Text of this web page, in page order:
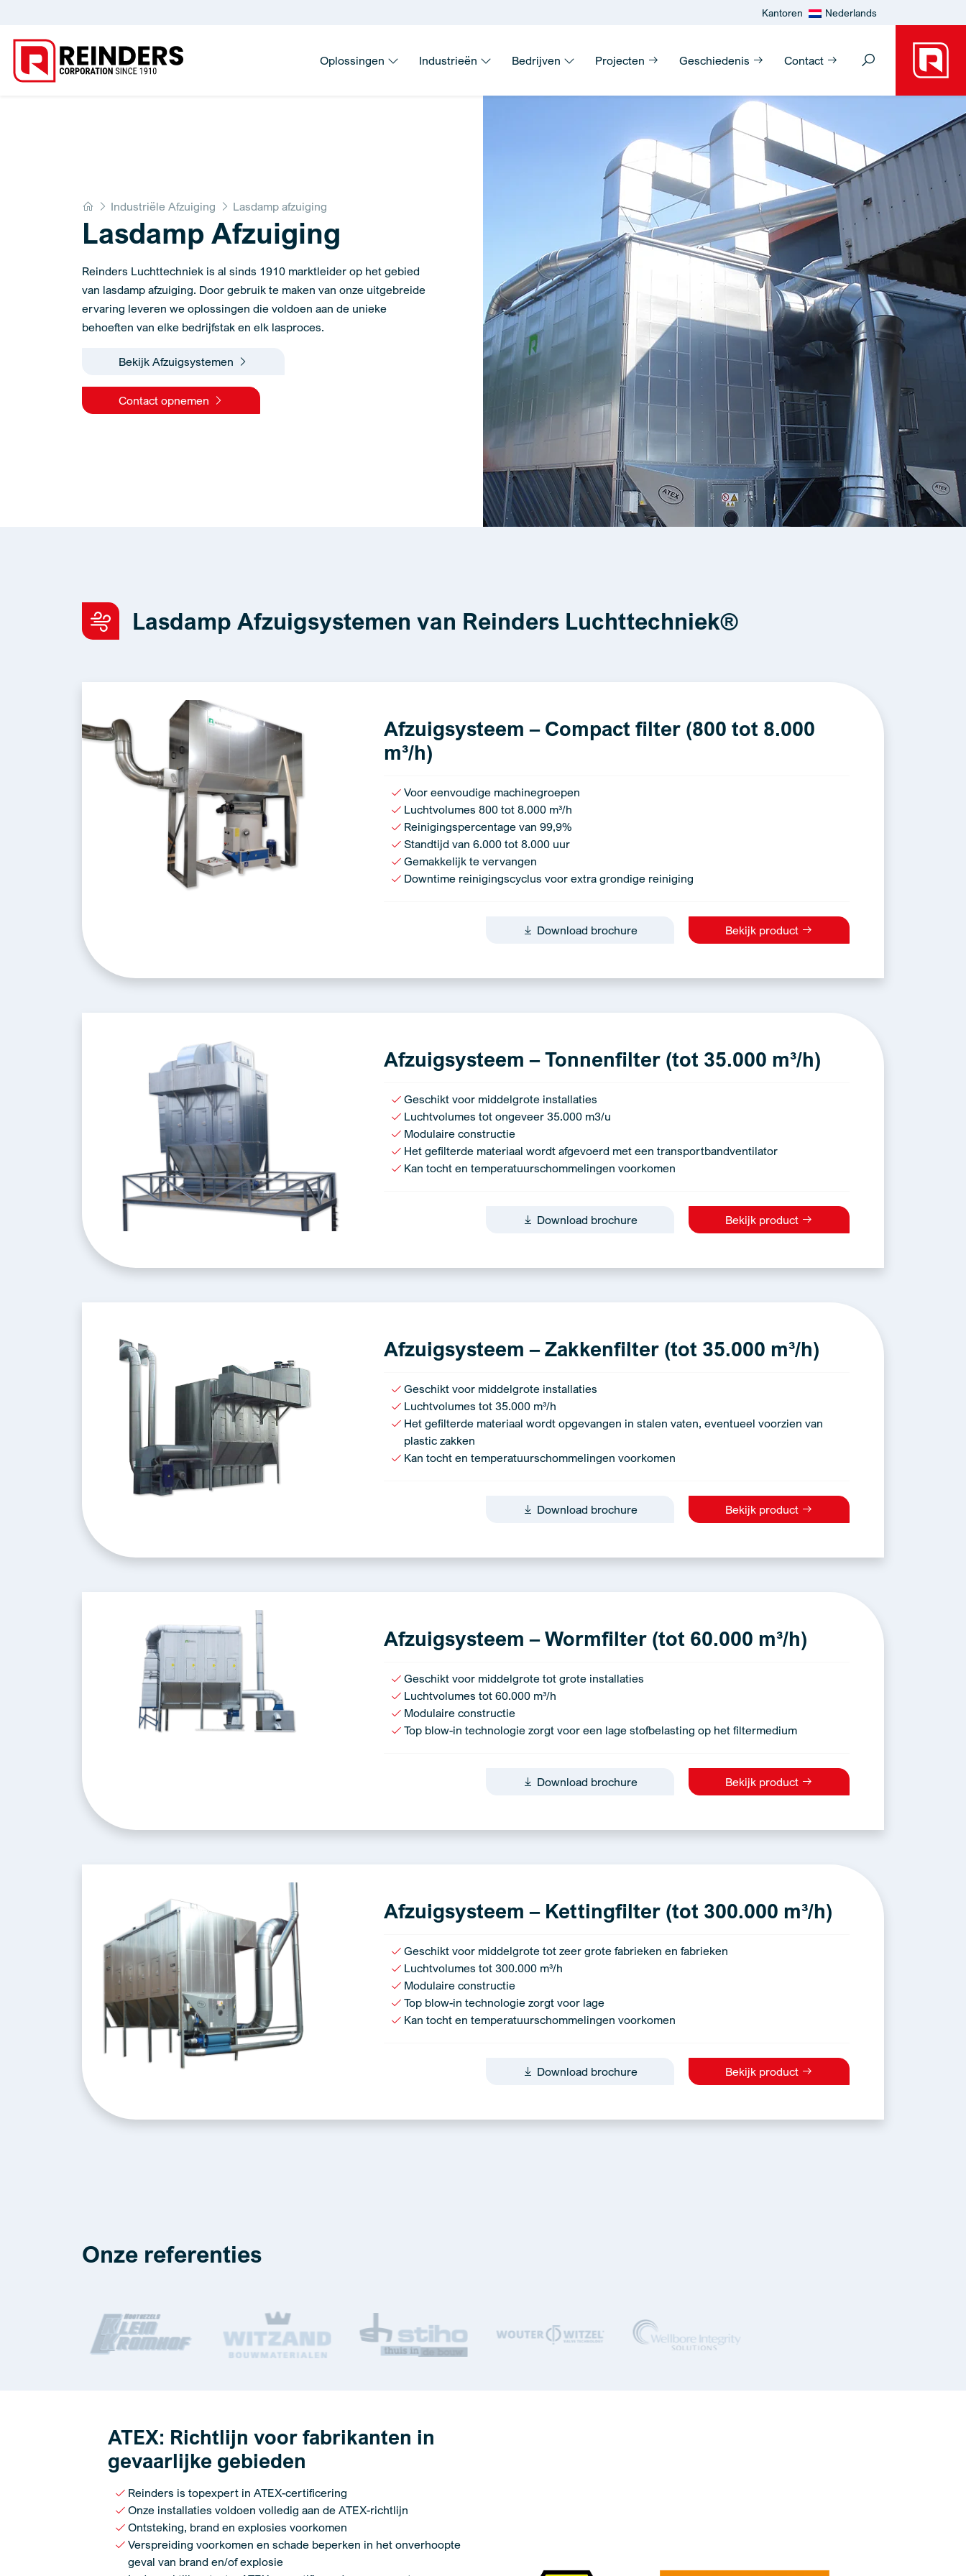
Kantoren Nederlands
Oplossingen Industrieën Bedrijven Projecten Geschiedenis Contact
Home
Industriële Afzuiging Lasdamp afzuiging
Lasdamp Afzuiging
Reinders Luchttechniek is al sinds 1910 marktleider op het gebied
van lasdamp afzuiging. Door gebruik te maken van onze uitgebreide
ervaring leveren we oplossingen die voldoen aan de unieke
behoeften van elke bedrijfstak en elk lasproces.
Bekijk Afzuigsystemen
Contact opnemen
Lasdamp Afzuigsystemen van Reinders Luchttechniek®
Afzuigsysteem – Compact filter (800 tot 8.000
m³/h)
Voor eenvoudige machinegroepen
Luchtvolumes 800 tot 8.000 m³/h
Reinigingspercentage van 99,9%
Standtijd van 6.000 tot 8.000 uur
Gemakkelijk te vervangen
Downtime reinigingscyclus voor extra grondige reiniging
Download brochure Bekijk product
Afzuigsysteem – Tonnenfilter (tot 35.000 m³/h)
Geschikt voor middelgrote installaties
Luchtvolumes tot ongeveer 35.000 m3/u
Modulaire constructie
Het gefilterde materiaal wordt afgevoerd met een transportbandventilator
Kan tocht en temperatuurschommelingen voorkomen
Download brochure Bekijk product
Afzuigsysteem – Zakkenfilter (tot 35.000 m³/h)
Geschikt voor middelgrote installaties
Luchtvolumes tot 35.000 m³/h
Het gefilterde materiaal wordt opgevangen in stalen vaten, eventueel voorzien van
plastic zakken
Kan tocht en temperatuurschommelingen voorkomen
Download brochure Bekijk product
Afzuigsysteem – Wormfilter (tot 60.000 m³/h)
Geschikt voor middelgrote tot grote installaties
Luchtvolumes tot 60.000 m³/h
Modulaire constructie
Top blow-in technologie zorgt voor een lage stofbelasting op het filtermedium
Download brochure Bekijk product
Afzuigsysteem – Kettingfilter (tot 300.000 m³/h)
Geschikt voor middelgrote tot zeer grote fabrieken en fabrieken
Luchtvolumes tot 300.000 m³/h
Modulaire constructie
Top blow-in technologie zorgt voor lage
Kan tocht en temperatuurschommelingen voorkomen
Download brochure Bekijk product
Onze referenties
ATEX: Richtlijn voor fabrikanten in
gevaarlijke gebieden
Reinders is topexpert in ATEX-certificering
Onze installaties voldoen volledig aan de ATEX-richtlijn
Ontsteking, brand en explosies voorkomen
Verspreiding voorkomen en schade beperken in het onverhoopte
geval van brand en/of explosie